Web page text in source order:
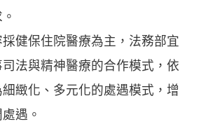
健保住院醫療為主，法務部宜
法與精神醫療的合作模式，依
緻化、多元化的處遇模式，增
遇。